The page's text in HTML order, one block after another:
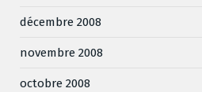
décembre 2008
novembre 2008
octobre 2008